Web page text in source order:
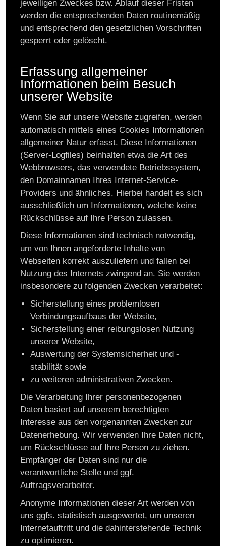
jeweiligen Zweckes bzw. Ablauf dieser Fristen
werden die entsprechenden Daten routinemäßig
und entsprechend den gesetzlichen Vorschriften
gesperrt oder gelöscht.
Erfassung allgemeiner
Informationen beim Besuch
unserer Website
Wenn Sie auf unsere Website zugreifen, werden
automatisch mittels eines Cookies Informationen
allgemeiner Natur erfasst. Diese Informationen
(Server-Logfiles) beinhalten etwa die Art des
Webbrowsers, das verwendete Betriebssystem,
den Domainnamen Ihres Internet-Service-
Providers und ähnliches. Hierbei handelt es sich
ausschließlich um Informationen, welche keine
Rückschlüsse auf Ihre Person zulassen.
Diese Informationen sind technisch notwendig,
um von Ihnen angeforderte Inhalte von
Webseiten korrekt auszuliefern und fallen bei
Nutzung des Internets zwingend an. Sie werden
insbesondere zu folgenden Zwecken verarbeitet:
Sicherstellung eines problemlosen
Verbindungsaufbaus der Website,
Sicherstellung einer reibungslosen Nutzung
unserer Website,
Auswertung der Systemsicherheit und -
stabilität sowie
zu weiteren administrativen Zwecken.
Die Verarbeitung Ihrer personenbezogenen
Daten basiert auf unserem berechtigten
Interesse aus den vorgenannten Zwecken zur
Datenerhebung. Wir verwenden Ihre Daten nicht,
um Rückschlüsse auf Ihre Person zu ziehen.
Empfänger der Daten sind nur die
verantwortliche Stelle und ggf.
Auftragsverarbeiter.
Anonyme Informationen dieser Art werden von
uns ggfs. statistisch ausgewertet, um unseren
Internetauftritt und die dahinterstehende Technik
zu optimieren.